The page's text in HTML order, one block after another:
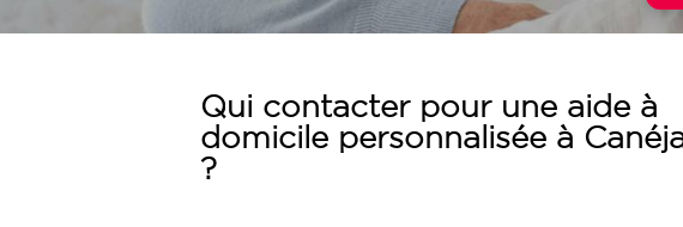
Qui contacter pour une aide à
domicile personnalisée à
?